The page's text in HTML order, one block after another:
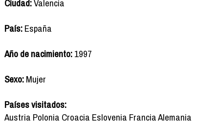
Ciudad:Valencia
País:España
Año de nacimiento:1997
Sexo:Mujer
Países visitados:
Austria Polonia Croacia Eslovenia Francia Alemania